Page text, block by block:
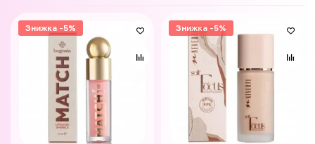
Знижка -5% Знижка -5%